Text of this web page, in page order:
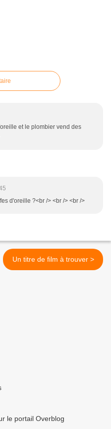
et le plombier vend des
d'oreille ?<br /> <br /> <br />
Un titre de film à trouver >
le portail Overblog